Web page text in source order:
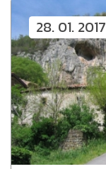
28. 01. 2017